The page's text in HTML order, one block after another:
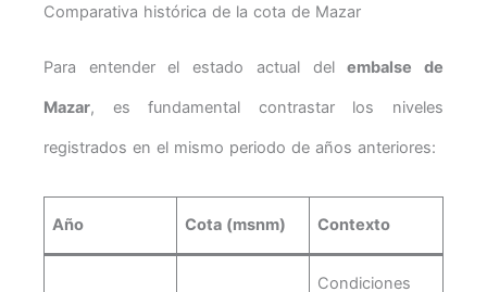
Comparativa histórica de la cota de Mazar
Para entender el estado actual delembalse de
Mazar, es fundamental contrastar los niveles
registrados en el mismo periodo de años anteriores:
Año Cota (msnm) Contexto
Condiciones